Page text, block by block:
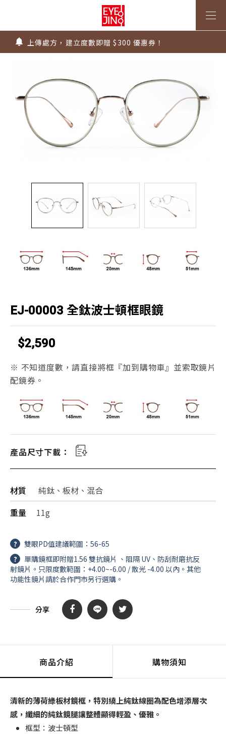
墨鏡祭 ~ 全館太陽眼鏡第二副5折!! 有度數太陽鏡片只要
Super Sale！精選鏡框 6 折起！
1.61 / 1.67 濾藍光「配到好」，只要 $2730 起！
上傳處方，建立度數即贈 $300 優惠券！
不知道度數也能配鏡～愛鏡合作門市全台啟動中
EJ-00003 全鈦波士頓框眼鏡
$2,590
※ 不知道度數，請直接將框『加到購物車』並索取鏡片
配鏡券。
產品尺寸下載：
材質
純鈦、板材、混合
重量
11g
?
雙眼PD值建議範圍：56-65
?
單購鏡框即附贈1.56 雙抗鏡片 、阻隔 UV、防刮耐磨抗反
射鏡片。只限度數範圍：+4.00~-6.00 / 散光 -4.00 以內。其他
功能性鏡片請於合作門市另行選購。
分享
商品介紹 購物須知
清新的薄荷綠板材鏡框，特別繞上純鈦線圈為配色增添層次
感，纖細的純鈦鏡腿讓整體顯得輕盈、優雅。
框型：波士頓型